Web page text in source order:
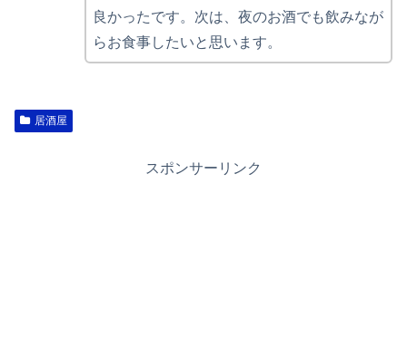
良かったです。次は、夜のお酒でも飲みなが
らお食事したいと思います。
居酒屋
スポンサーリンク